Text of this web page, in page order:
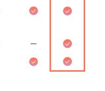
－